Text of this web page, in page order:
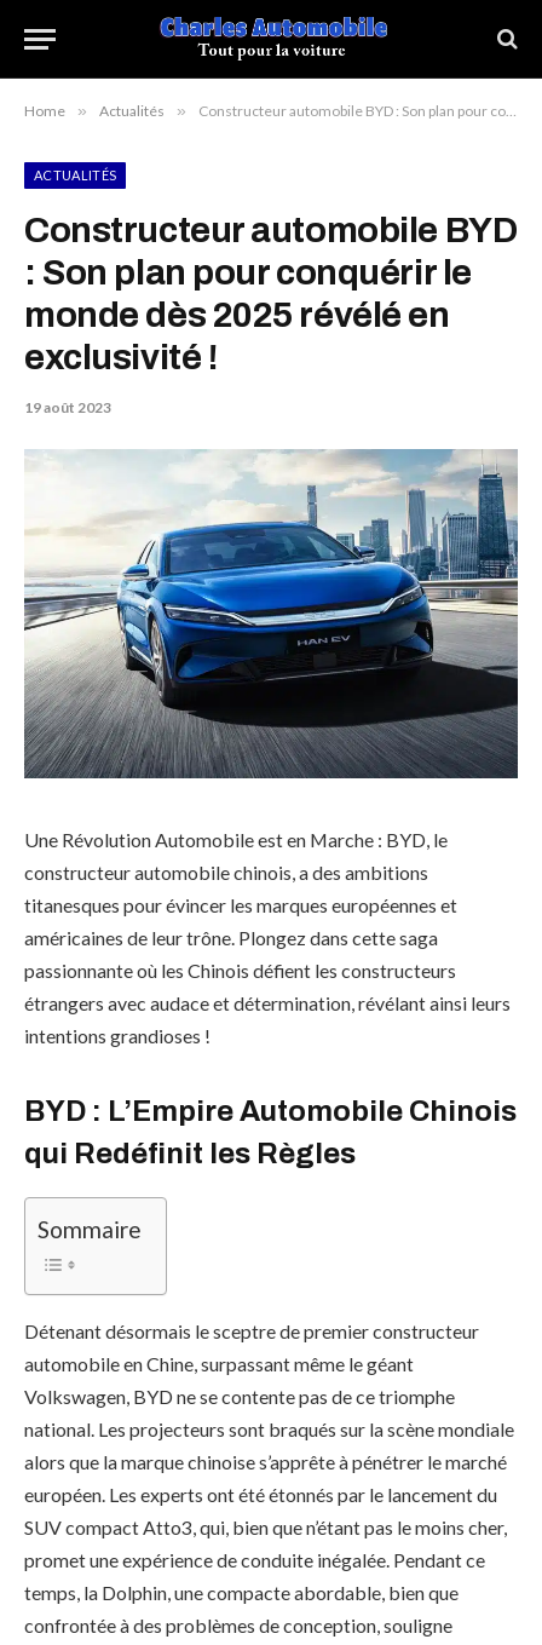
Home » Actualités » Constructeur automobile BYD : Son plan pour conquérir le monde dès 2025 révélé en exclusivité !
ACTUALITÉS
Constructeur automobile BYD
: Son plan pour conquérir le
monde dès 2025 révélé en
exclusivité !
19 août 2023
Une Révolution Automobile est en Marche : BYD, le
constructeur automobile chinois, a des ambitions
titanesques pour évincer les marques européennes et
américaines de leur trône. Plongez dans cette saga
passionnante où les Chinois défient les constructeurs
étrangers avec audace et détermination, révélant ainsi leurs
intentions grandioses !
BYD : L’Empire Automobile Chinois
qui Redéfinit les Règles
Sommaire
Détenant désormais le sceptre de premier constructeur
automobile en Chine, surpassant même le géant
Volkswagen, BYD ne se contente pas de ce triomphe
national. Les projecteurs sont braqués sur la scène mondiale
alors que la marque chinoise s’apprête à pénétrer le marché
européen. Les experts ont été étonnés par le lancement du
SUV compact Atto3, qui, bien que n’étant pas le moins cher,
promet une expérience de conduite inégalée. Pendant ce
temps, la Dolphin, une compacte abordable, bien que
confrontée à des problèmes de conception, souligne